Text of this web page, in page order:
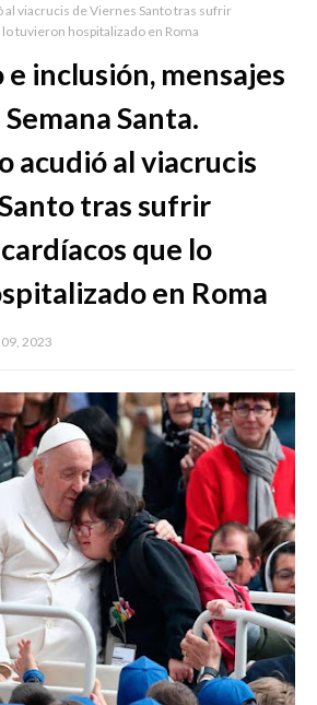
al viacrucis de Viernes Santo tras sufrir
tuvieron hospitalizado en Roma
e inclusión, mensajes
Santa.
acudió al viacrucis
tras sufrir
que lo
en Roma
2023